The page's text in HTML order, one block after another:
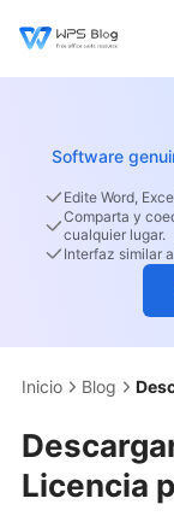
Software
Edite Word,
Comparta y
cualquier lugar.
Interfaz similar
Inicio Blog
Licencia